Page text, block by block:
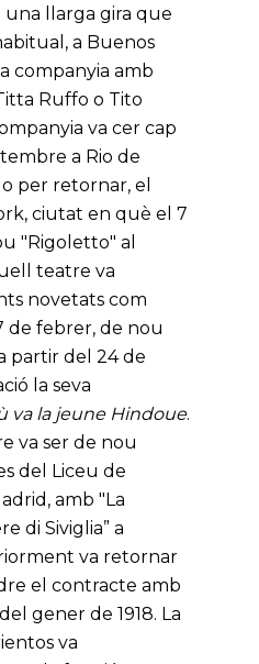
llarga gira que
a Buenos
companyia amb
Ruffo o Tito
va cer cap
a Rio de
per retornar, el
ciutat en què el 7
"Rigoletto" al
teatre va
novetats com
de febrer, de nou
partir del 24 de
la seva
va la jeune Hindoue.
va ser de nou
del Liceu de
amb "La
di Siviglia” a
va retornar
el contracte amb
gener de 1918. La
va